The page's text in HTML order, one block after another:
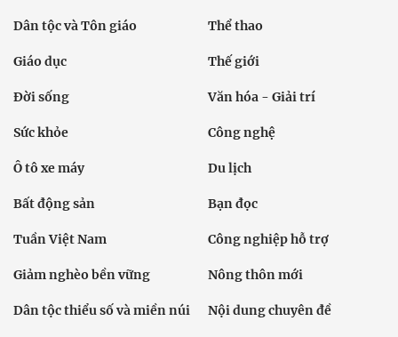
Dân tộc và Tôn giáo Thể thao
Giáo dục Thế giới
Đời sống Văn hóa - Giải trí
Sức khỏe Công nghệ
Ô tô xe máy Du lịch
Bất động sản Bạn đọc
Tuần Việt Nam Công nghiệp hỗ trợ
Giảm nghèo bền vững Nông thôn mới
Dân tộc thiểu số và miền núi Nội dung chuyên đề